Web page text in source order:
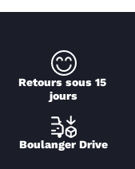
Retours sous 15
jours
Boulanger Drive